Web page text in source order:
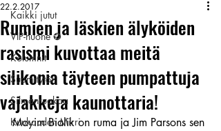
Kaikki jutut
VIP-huone ✪
Kolumnit
Suomitytöt
Silmänruokaa
Kuukauden Mirri
Rumien ja läskien älyköiden
rasismi kuvottaa meitä
silikonia täyteen pumpattuja
vajakkeja kaunottaria!
22.2.2017
Mayim Bialik on ruma ja Jim Parsons sen